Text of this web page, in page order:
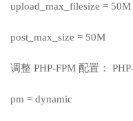
upload_max_filesize = 50M
post_max_size = 50M
调整 PHP-FPM 配置：
pm = dynamic